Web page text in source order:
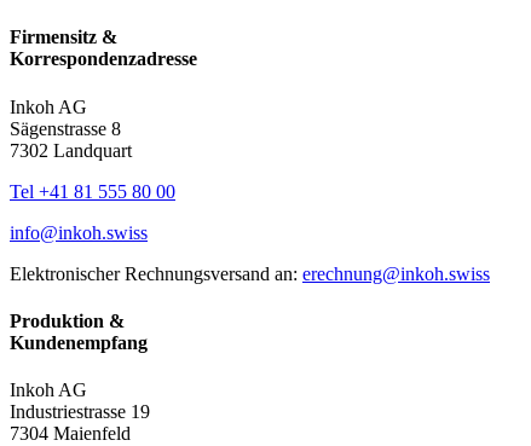
Firmensitz &
Korrespondenzadresse
Inkoh AG
Sägenstrasse 8
7302 Landquart
Tel +41 81 555 80 00
info@inkoh.swiss
Elektronischer Rechnungsversand an: erechnung@inkoh.swiss
Produktion &
Kundenempfang
Inkoh AG
Industriestrasse 19
7304 Maienfeld